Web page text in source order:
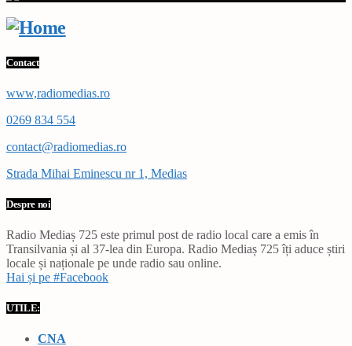
Contact
www,radiomedias.ro
0269 834 554
contact@radiomedias.ro
Strada Mihai Eminescu nr 1, Medias
Despre noi
Radio Mediaș 725 este primul post de radio local care a emis în
Transilvania și al 37-lea din Europa. Radio Mediaș 725 îți aduce știri
locale și naționale pe unde radio sau online.
Hai și pe #Facebook
UTILE:
CNA